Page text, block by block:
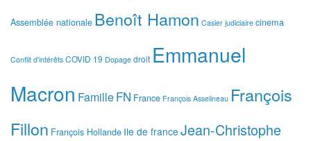
Assemblée nationale Benoît Hamon Casier judiciaire cinema
Conflit d'intérêts COVID 19 Dopage droit Emmanuel
Macron FamilleFN France François Asselineau François
Fillon François Hollande Ile de france Jean-Christophe